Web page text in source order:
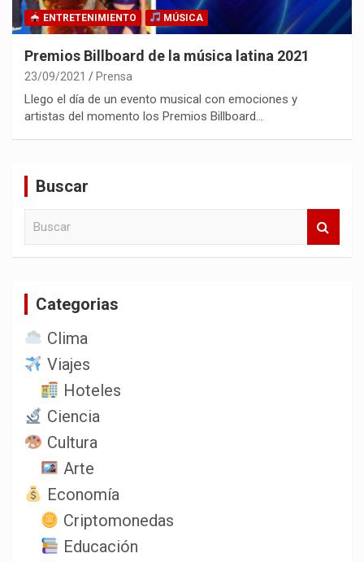
ENTRETENIMIENTO MÚSICA
Premios Billboard de la música latina 2021
23/09/2021 Prensa
Llego el día de un evento musical con emociones y
artistas del momento los Premios Billboard…
Buscar
Categorias
Clima
Viajes
Hoteles
Ciencia
Cultura
Arte
Economía
Criptomonedas
Educación